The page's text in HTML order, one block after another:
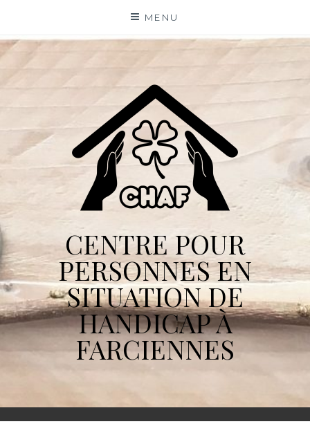
content
MENU
CENTRE POUR
PERSONNES EN
SITUATION DE
HANDICAP À
FARCIENNES